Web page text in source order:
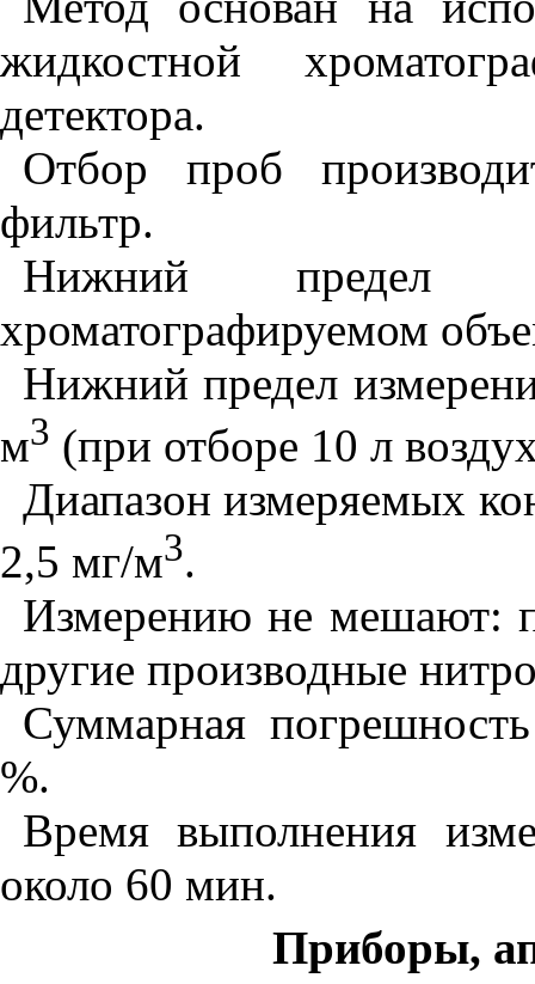
жидкостной
детектора.
Отбор проб
фильтр.
Нижний предел
хроматографируемом
Нижний предел
м3 (при отборе 10 л
Диапазон измеряемых
2,5 мг/м3.
Измерению не мешают:
другие производные
Суммарная
%.
Время выполнения
около 60 мин.
Приборы,